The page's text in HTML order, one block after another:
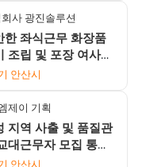
사 광진솔루션
한 좌식근무 화장품
조립 및 포장 여사원
통근버스 운행
안산시
제이 기획
지역 사출 및 품질관
대근무자 모집 통근
운행 및 즉시 출근
안산시